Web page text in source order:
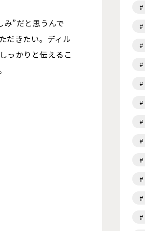
み”だと思うんで
だきたい。ディル
っかりと伝えるこ